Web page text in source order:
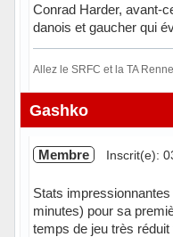
Conrad Harder, avant-
danois et gaucher qui
Allez le SRFC et la TA
Hors ligne
Gashko
Membre Inscrit(e):
Stats
minutes) pour sa
temps de jeu très